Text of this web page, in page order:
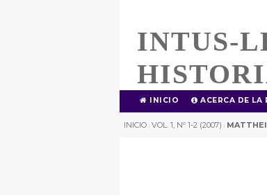
INTUS-
INICIO ACERCA DE LA
INICIO | VOL. 1, Nº 1-2 (2007) | MATTHEI